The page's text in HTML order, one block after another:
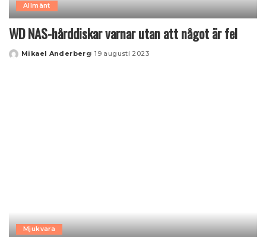
Allmänt
WD NAS-hårddiskar varnar utan att något är fel
Posted
Mikael Anderberg 19 augusti 2023
Mjukvara